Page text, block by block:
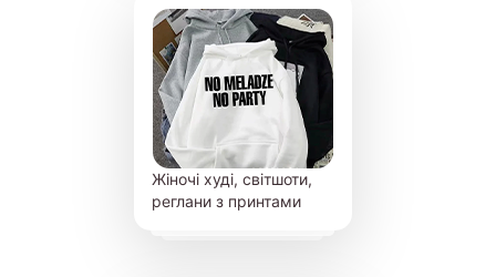
Жіночі худі, світшоти,
реглани з принтами